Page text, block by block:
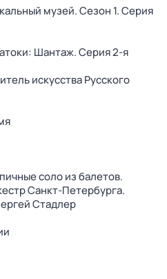
музей. Сезон 1. Серия
Шантаж. Серия 2-я
искусства Русского
соло из балетов.
Санкт-Петербурга.
Стадлер